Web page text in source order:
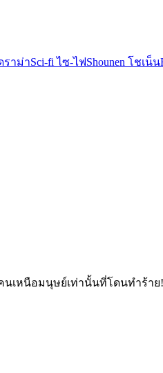
ราม่าSci-fi ไซ-ไฟShounen โชเน็น
เหนือมนุษย์เท่านั้นที่โดนทำร้าย!